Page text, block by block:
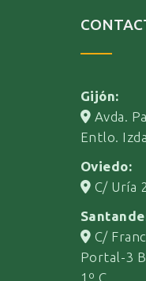
Gijón:
Avda.
Entlo.
Oviedo:
C/ Uría
C/
Portal-3 B
1º C